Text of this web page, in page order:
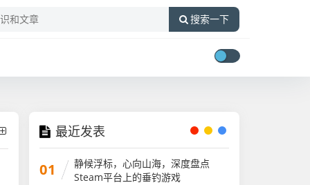
搜索一下
最近发表
01
静候浮标，心向山海，深度盘点
Steam平台上的垂钓游戏